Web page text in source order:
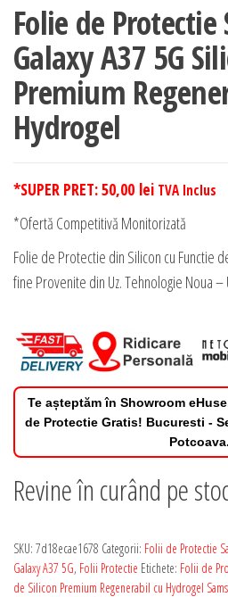
Folie de
Galaxy A37 5G
Premium
Hydrogel
*SUPER PRET:50,00 lei TVA Inclus
*Ofertă Competitivă Monitorizată
Folie de Protectie din Silicon cu Functie
fine Provenite din Uz. Tehnologie Noua –
Te așteptăm în Showroom
de Protectie Gratis! Bucuresti -
Potcoava.
Revine în curând pe
SKU: 7d18ecae1678 Categorii: Folii de Protectie
Galaxy A37 5G, Folii Protectie Etichete: Folii de
de Silicon Premium Regenerabil cu Hydrogel